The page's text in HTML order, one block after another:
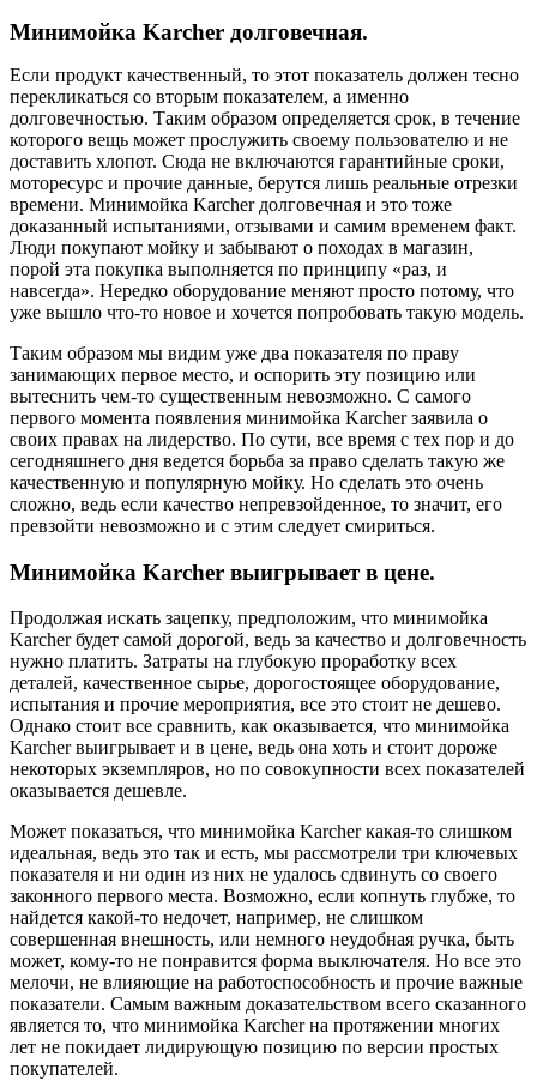
Минимойка Karcher долговечная.
Если продукт качественный, то этот показатель должен тесно
перекликаться со вторым показателем, а именно
долговечностью. Таким образом определяется срок, в течение
которого вещь может прослужить своему пользователю и не
доставить хлопот. Сюда не включаются гарантийные сроки,
моторесурс и прочие данные, берутся лишь реальные отрезки
времени. Минимойка Karcher долговечная и это тоже
доказанный испытаниями, отзывами и самим временем факт.
Люди покупают мойку и забывают о походах в магазин,
порой эта покупка выполняется по принципу «раз, и
навсегда». Нередко оборудование меняют просто потому, что
уже вышло что-то новое и хочется попробовать такую модель.
Таким образом мы видим уже два показателя по праву
занимающих первое место, и оспорить эту позицию или
вытеснить чем-то существенным невозможно. С самого
первого момента появления минимойка Karcher заявила о
своих правах на лидерство. По сути, все время с тех пор и до
сегодняшнего дня ведется борьба за право сделать такую же
качественную и популярную мойку. Но сделать это очень
сложно, ведь если качество непревзойденное, то значит, его
превзойти невозможно и с этим следует смириться.
Минимойка Karcher выигрывает в цене.
Продолжая искать зацепку, предположим, что минимойка
Karcher будет самой дорогой, ведь за качество и долговечность
нужно платить. Затраты на глубокую проработку всех
деталей, качественное сырье, дорогостоящее оборудование,
испытания и прочие мероприятия, все это стоит не дешево.
Однако стоит все сравнить, как оказывается, что минимойка
Karcher выигрывает и в цене, ведь она хоть и стоит дороже
некоторых экземпляров, но по совокупности всех показателей
оказывается дешевле.
Может показаться, что минимойка Karcher какая-то слишком
идеальная, ведь это так и есть, мы рассмотрели три ключевых
показателя и ни один из них не удалось сдвинуть со своего
законного первого места. Возможно, если копнуть глубже, то
найдется какой-то недочет, например, не слишком
совершенная внешность, или немного неудобная ручка, быть
может, кому-то не понравится форма выключателя. Но все это
мелочи, не влияющие на работоспособность и прочие важные
показатели. Самым важным доказательством всего сказанного
является то, что минимойка Karcher на протяжении многих
лет не покидает лидирующую позицию по версии простых
покупателей.